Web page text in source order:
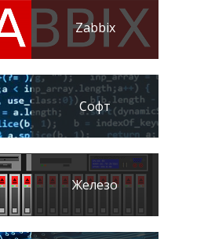
Zabbix
Софт
Железо